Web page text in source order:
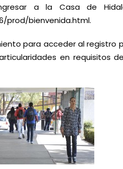
a la Casa de
prod/bienvenida.html.
para acceder al registro
en requisitos